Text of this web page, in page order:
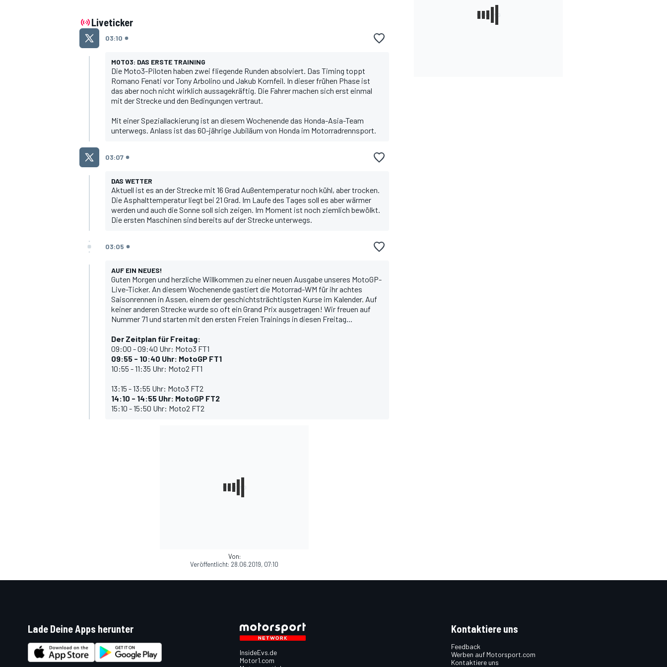
Liveticker
03:10
MOTO3: DAS ERSTE TRAINING
Die Moto3-Piloten haben zwei fliegende Runden absolviert. Das Timing toppt
Romano Fenati vor Tony Arbolino und Jakub Kornfeil. In dieser frühen Phase ist
das aber noch nicht wirklich aussagekräftig. Die Fahrer machen sich erst einmal
mit der Strecke und den Bedingungen vertraut.
Mit einer Speziallackierung ist an diesem Wochenende das Honda-Asia-Team
unterwegs. Anlass ist das 60-jährige Jubiläum von Honda im Motorradrennsport.
03:07
DAS WETTER
Aktuell ist es an der Strecke mit 16 Grad Außentemperatur noch kühl, aber trocken.
Die Asphalttemperatur liegt bei 21 Grad. Im Laufe des Tages soll es aber wärmer
werden und auch die Sonne soll sich zeigen. Im Moment ist noch ziemlich bewölkt.
Die ersten Maschinen sind bereits auf der Strecke unterwegs.
03:05
AUF EIN NEUES!
Guten Morgen und herzliche Willkommen zu einer neuen Ausgabe unseres MotoGP-
Live-Ticker. An diesem Wochenende gastiert die Motorrad-WM für ihr achtes
Saisonrennen in Assen, einem der geschichtsträchtigsten Kurse im Kalender. Auf
keiner anderen Strecke wurde so oft ein Grand Prix ausgetragen! Wir freuen auf
Nummer 71 und starten mit den ersten Freien Trainings in diesen Freitag...
Der Zeitplan für Freitag:
09:00 - 09:40 Uhr: Moto3 FT1
09:55 - 10:40 Uhr: MotoGP FT1
10:55 - 11:35 Uhr: Moto2 FT1
13:15 - 13:55 Uhr: Moto3 FT2
14:10 - 14:55 Uhr: MotoGP FT2
15:10 - 15:50 Uhr: Moto2 FT2
Von:
Veröffentlicht: 28.06.2019, 07:10
Lade Deine Apps herunter
InsideEvs.de
Motor1.com
Kontaktiere uns
Feedback
Werben auf Motorsport.com
Kontaktiere uns